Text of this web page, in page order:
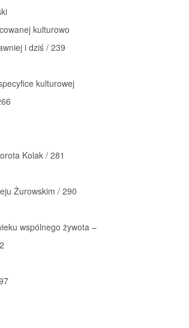
kulturowo
i dziś / 239
kulturowej
Kolak / 281
Żurowskim / 290
wspólnego żywota –